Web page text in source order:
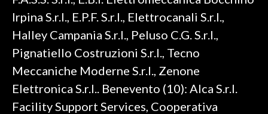
Irpina S.r.l., E.P.F. S.r.l., Elettrocanali S.r.l.,
Halley Campania S.r.l., Peluso C.G. S.r.l.,
Pignatiello Costruzioni S.r.l., Tecno
Meccaniche Moderne S.r.l., Zenone
Elettronica S.r.l.. Benevento (10): Alca S.r.l.
Facility Support Services, Cooperativa